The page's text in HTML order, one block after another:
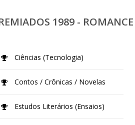
1989 - ROMANCE
Ciências (Tecnologia)
Contos / Crônicas / Novelas
Estudos Literários (Ensaios)